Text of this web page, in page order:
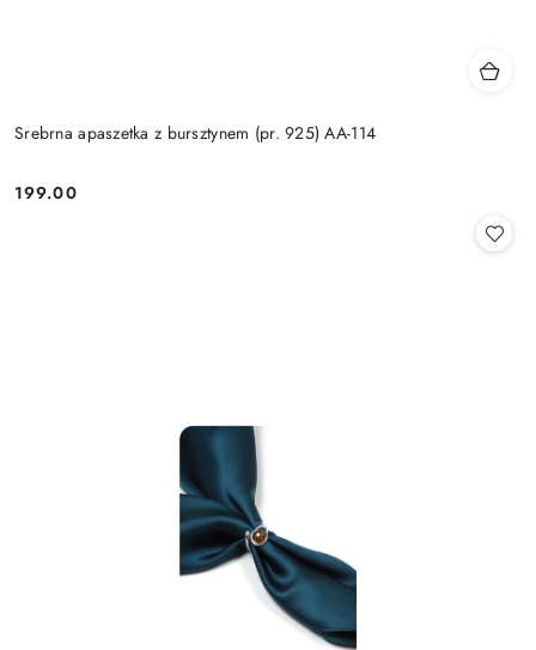
Srebrna apaszetka z bursztynem (pr. 925) AA-114
Cena:
199.00